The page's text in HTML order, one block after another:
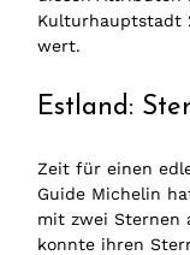
Kulturhauptstadt
wert.
Estland:
Zeit für einen
Guide Michelin
mit zwei Sternen
konnte ihren